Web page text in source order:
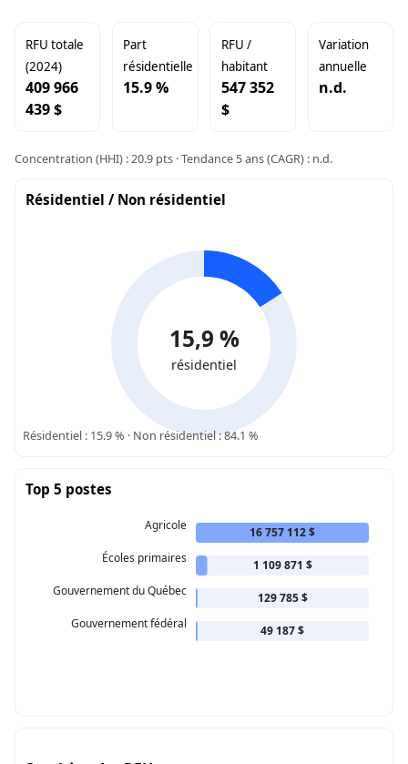
RFU totale
(2024)
409 966
439 $
Part
résidentielle
15.9 %
RFU /
habitant
547 352
$
Variation
annuelle
n.d.
Concentration (HHI) : 20.9 pts · Tendance 5 ans (CAGR) : n.d.
Résidentiel / Non résidentiel
15,9 %
résidentiel
Résidentiel : 15.9 % · Non résidentiel : 84.1 %
Top 5 postes
Agricole
16 757 112 $
Écoles primaires
1 109 871 $
Gouvernement du Québec
129 785 $
Gouvernement fédéral
49 187 $